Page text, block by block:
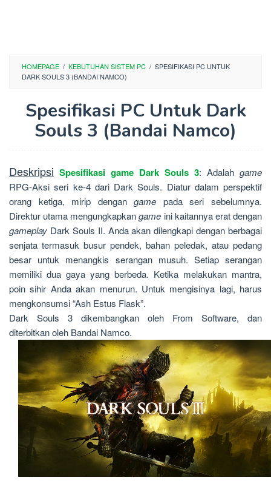
HOMEPAGE / KEBUTUHAN SISTEM PC / SPESIFIKASI PC UNTUK
DARK SOULS 3 (BANDAI NAMCO)
Spesifikasi PC Untuk Dark
Souls 3 (Bandai Namco)
Deskripsi Spesifikasi game Dark Souls 3: Adalah game
RPG-Aksi seri ke-4 dari Dark Souls. Diatur dalam perspektif
orang ketiga, mirip dengangame pada seri sebelumnya.
Direktur utama mengungkapkangame ini kaitannya erat dengan
gameplay Dark Souls II. Anda akan dilengkapi dengan berbagai
senjata termasuk busur pendek, bahan peledak, atau pedang
besar untuk menangkis serangan musuh. Setiap serangan
memiliki dua gaya yang berbeda. Ketika melakukan mantra,
poin sihir Anda akan menurun. Untuk mengisinya lagi, harus
mengkonsumsi “Ash Estus Flask”.
Dark Souls 3 dikembangkan oleh From Software, dan
diterbitkan oleh Bandai Namco.